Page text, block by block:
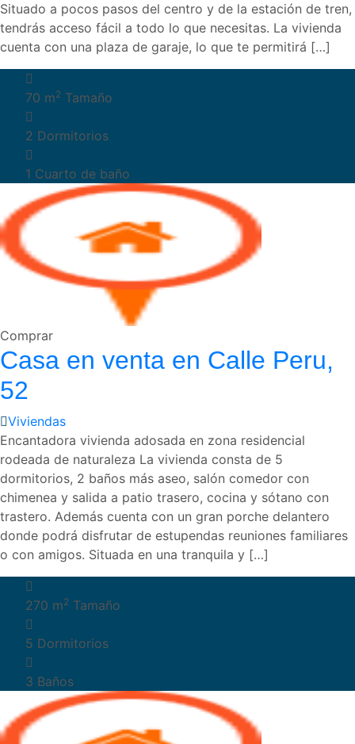
Situado a pocos pasos del centro y de la estación de tren,
tendrás acceso fácil a todo lo que necesitas. La vivienda
cuenta con una plaza de garaje, lo que te permitirá […]
70 m2 Tamaño
2 Dormitorios
1 Cuarto de baño
Comprar
Casa en venta en Calle Peru,
52
Viviendas
Encantadora vivienda adosada en zona residencial
rodeada de naturaleza La vivienda consta de 5
dormitorios, 2 baños más aseo, salón comedor con
chimenea y salida a patio trasero, cocina y sótano con
trastero. Además cuenta con un gran porche delantero
donde podrá disfrutar de estupendas reuniones familiares
o con amigos. Situada en una tranquila y […]
270 m2 Tamaño
5 Dormitorios
3 Baños